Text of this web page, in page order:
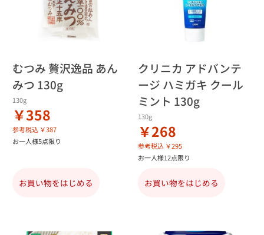
むつみ 贅沢逸品 あん
みつ 130g
130g
￥358
参考税込 ￥387
お一人様5点限り
お買い物をはじめる
クリニカ アドバンテ
ージ ハミガキ クール
ミント 130g
130g
￥268
参考税込 ￥295
お一人様12点限り
お買い物をはじめる